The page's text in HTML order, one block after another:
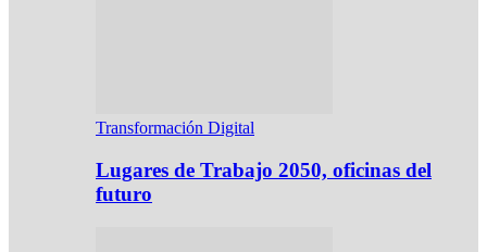
Transformación Digital
Lugares de Trabajo 2050, oficinas del
futuro